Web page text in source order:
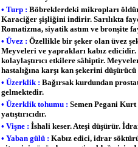
• Turp : Böbreklerdeki mikropları
Karaciğer şişliğini indirir. Sarılıkta
Romatizma, siyatik astım ve bronşite
• Üvez : Özellikle bir şeker olan üvez
Meyveleri ve yaprakları kabız
kolaylaştırıcı etkilere sâhiptir.
hastalığına karşı kan şekerini
• Üzerklik : Bağırsak kurdundan
gelmektedir.
• Üzerklik tohumu : Semen Pegani
yatıştırıcıdır.
• Vişne : İshali keser. Ateşi düşürür.
• Yaban gülü : Kabız edici, idrar